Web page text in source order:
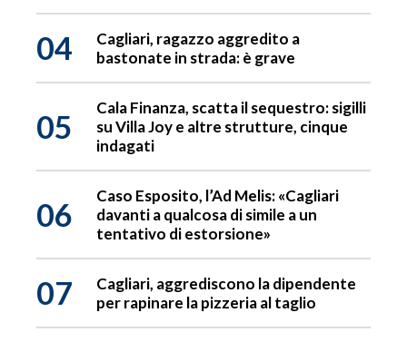
04
Cagliari, ragazzo aggredito a
bastonate in strada: è grave
05
Cala Finanza, scatta il sequestro: sigilli
su Villa Joy e altre strutture, cinque
indagati
06
Caso Esposito, l’Ad Melis: «Cagliari
davanti a qualcosa di simile a un
tentativo di estorsione»
07
Cagliari, aggrediscono la dipendente
per rapinare la pizzeria al taglio